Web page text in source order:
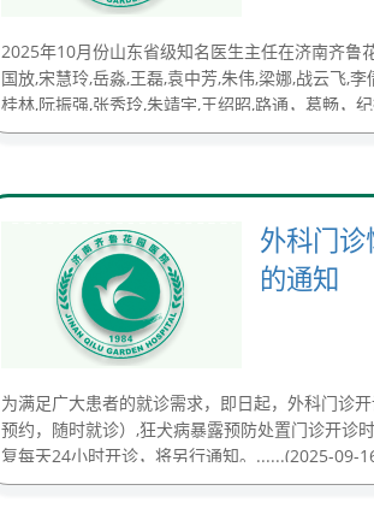
2025年10月份山东省级知名医生主任在济南齐鲁
国放,宋慧玲,岳淼,王磊,袁中芳,朱伟,梁娜,战云飞,
桂林,阮振强,张秀玲,朱靖宇,王绍昭,路通，葛畅，
(2025-10-20)
外科门
的通知
为满足广大患者的就诊需求，即日起，外科门诊
预约，随时就诊）,狂犬病暴露预防处置门诊开诊
复每天24小时开诊，将另行通知。......(2025-09-